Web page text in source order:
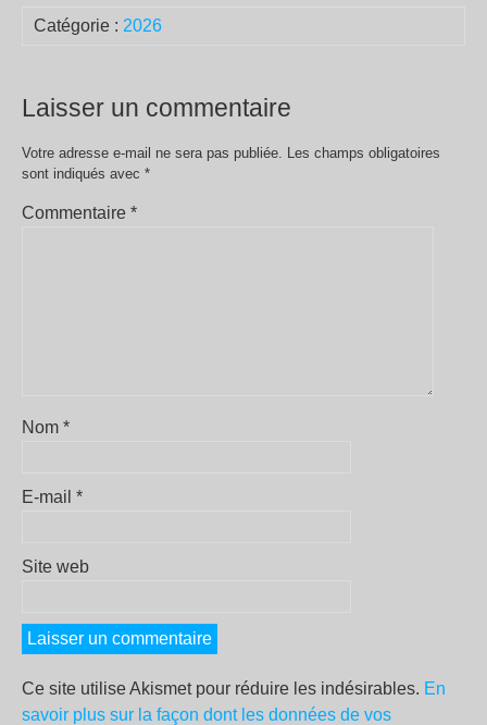
Catégorie : 2026
Laisser un commentaire
Votre adresse e-mail ne sera pas publiée. Les champs obligatoires
sont indiqués avec *
Commentaire *
Nom *
E-mail *
Site web
Ce site utilise Akismet pour réduire les indésirables. En
savoir plus sur la façon dont les données de vos